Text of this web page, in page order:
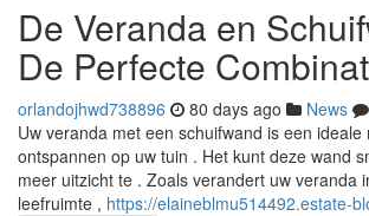
De Veranda en
De Perfecte
orlandojhwd738896 80 days ago News
Uw veranda met een schuifwand is een ideale
ontspannen op uw tuin . Het kunt deze wand
meer uitzicht te . Zoals verandert uw veranda
leefruimte , https://elaineblmu514492.estate-